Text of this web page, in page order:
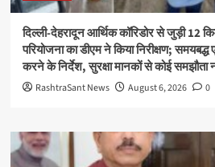
दिल्ली-देहरादून आर्थिक कॉरिडोर से जुड़ी 12
परियोजना का डीएम ने किया निरीक्षण; समयबद्ध
करने के निर्देश, सुरक्षा मानकों से कोई समझौता
RashtraSant News August 6, 2026 0